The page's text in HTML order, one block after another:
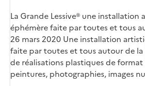
La Grande Lessive® une installation
éphémère faite par toutes et tous
26 mars 2020 Une installation
faite par toutes et tous autour de la
de réalisations plastiques de format
peintures, photographies, images